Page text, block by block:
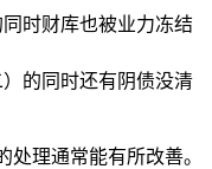
时财库也被业力冻结
的同时还有阴债没清
理通常能有所改善。